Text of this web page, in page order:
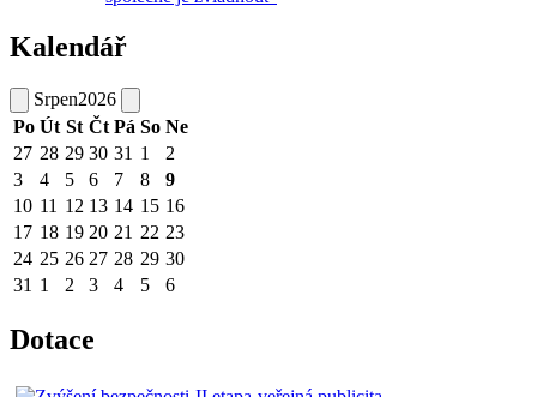
Kalendář
Srpen2026
Po Út St Čt Pá So Ne
27 28 29 30 31 1
2
3
4 5 6 7 8
9
10 11 12 13 14 15 16
17 18 19 20 21 22 23
24 25 26 27 28 29 30
31 1 2 3 4 5 6
Dotace